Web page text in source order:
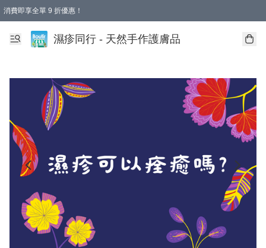
消費即享全單 9 折優惠！
濕疹同行 - 天然手作護膚品